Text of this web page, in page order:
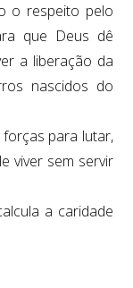
o respeito pelo
que Deus dê
a liberação da
nascidos do
forças para lutar,
viver sem servir
a caridade